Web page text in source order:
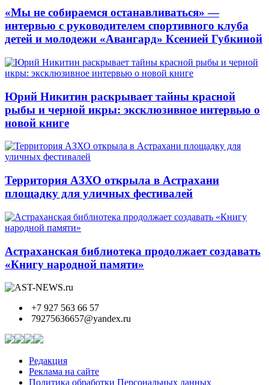
«Мы не собираемся останавливаться» —
интервью с руководителем спортивного клуба
детей и молодежи «Авангард» Ксенией Губкиной
Юрий Никитин раскрывает тайны красной
рыбы и черной икры: эксклюзивное интервью о
новой книге
Территория АЗХО открыла в Астрахани
площадку для уличных фестивалей
Астраханская библиотека продолжает создавать
«Книгу народной памяти»
+7 927 563 66 57
79275636657@yandex.ru
Редакция
Реклама на сайте
Политика обработки Персональных данных